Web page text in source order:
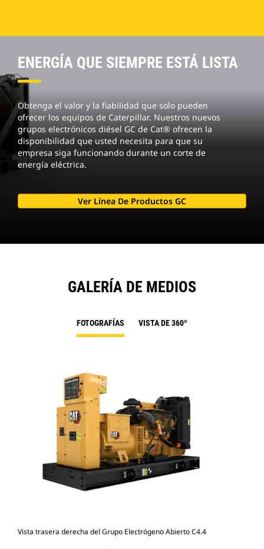
ENERGÍA QUE SIEMPRE ESTÁ LISTA
Obtenga el valor y la fiabilidad que solo pueden
ofrecer los equipos de Caterpillar. Nuestros nuevos
grupos electrónicos diésel GC de Cat® ofrecen la
disponibilidad que usted necesita para que su
empresa siga funcionando durante un corte de
energía eléctrica.
Ver Línea De Productos GC
GALERÍA DE MEDIOS
FOTOGRAFÍAS VISTA DE 360º
Vista trasera derecha del Grupo Electrógeno Abierto C4.4